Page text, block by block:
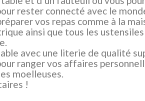
rester connecté avec le
vos repas comme à la
ainsi que tous les
avec une literie de qualité
ranger vos affaires
moelleuses.
!